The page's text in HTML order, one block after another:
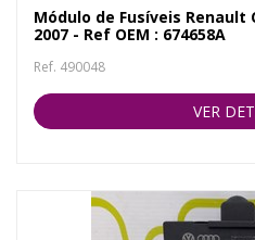
Módulo de Fusíveis Renault
2007 - Ref OEM : 674658A
Ref. 490048
VER